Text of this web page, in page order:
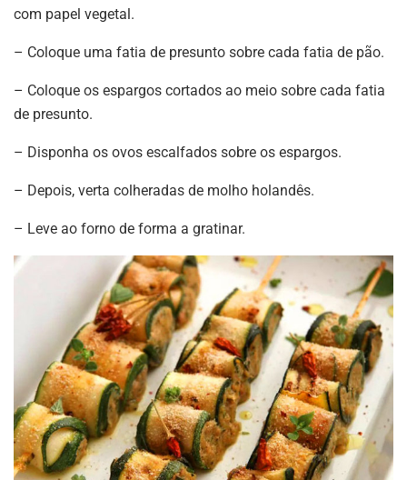
com papel vegetal.
– Coloque uma fatia de presunto sobre cada fatia de pão.
– Coloque os espargos cortados ao meio sobre cada fatia
de presunto.
– Disponha os ovos escalfados sobre os espargos.
– Depois, verta colheradas de molho holandês.
– Leve ao forno de forma a gratinar.